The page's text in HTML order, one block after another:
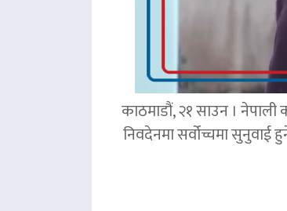
काठमाडौं, २१ साउन ।
निवदेनमा सर्वोच्चमा सुनुवाई